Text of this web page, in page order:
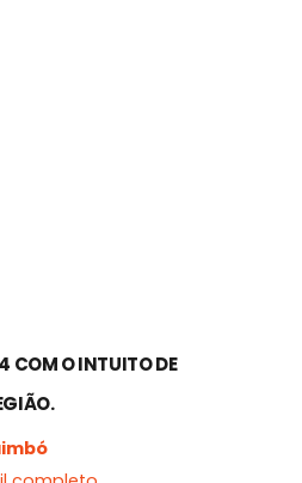
COM O INTUITO DE